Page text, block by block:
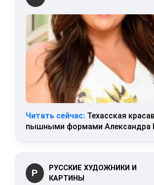
Читать сейчас: Техасская
пышными формами Александра
Р
РУССКИЕ ХУДОЖНИКИ И
КАРТИНЫ